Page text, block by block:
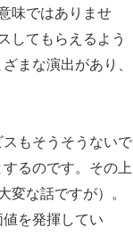
味ではありませ
してもらえるよう
まな演出があり、
もそうそうないで
るのです。その上
変な話ですが）。
を発揮してい